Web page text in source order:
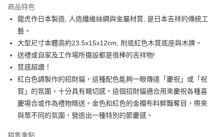
合作金庫商業銀行
華南商業銀行
彰化商業銀行
上海商業儲蓄銀行
國泰世華商業銀行
兆豐國際商業銀行
臺灣中小企業銀行
台中商業銀行
匯豐（台灣）商業銀行
聯邦商業銀行
元大商業銀行
永豐商業銀行
玉山商業銀行
星展（台灣）商業銀行
台新國際商業銀行
中國信託商業銀行
台灣樂天信用卡公司
超商取貨付款
LINE Pay
Apple Pay
街口支付
Google Pay
商品特色
龍虎作日本製造, 人造纖維絲綢與金屬材質, 是日本吉祥的傳統工
藝。
大型尺寸本體高約23.5x15x12cm, 附底紅色木質底座與木牌。
送禮或自家及工作場所擺設都是很棒的吉祥物!
質感超讚！
紅白色調製作的招財貓，這種配色能夠一眼傳達「慶祝」或「祝
賀」的氛圍，十分具有親切感。這個招財貓適合用來慶祝各種喜
慶場合或作為禮物贈送。金色和紅色的金襴布料鮮豔奪目，帶來
與眾不同的氛圍，營造出一種特別的節慶感。
銷售重點